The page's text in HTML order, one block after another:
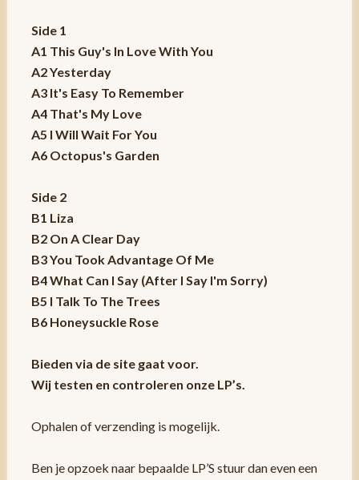
Side 1
A1 This Guy's In Love With You
A2 Yesterday
A3 It's Easy To Remember
A4 That's My Love
A5 I Will Wait For You
A6 Octopus's Garden
Side 2
B1 Liza
B2 On A Clear Day
B3 You Took Advantage Of Me
B4 What Can I Say (After I Say I'm Sorry)
B5 I Talk To The Trees
B6 Honeysuckle Rose
Bieden via de site gaat voor.
Wij testen en controleren onze LP’s.
Ophalen of verzending is mogelijk.
Ben je opzoek naar bepaalde LP’S stuur dan even een